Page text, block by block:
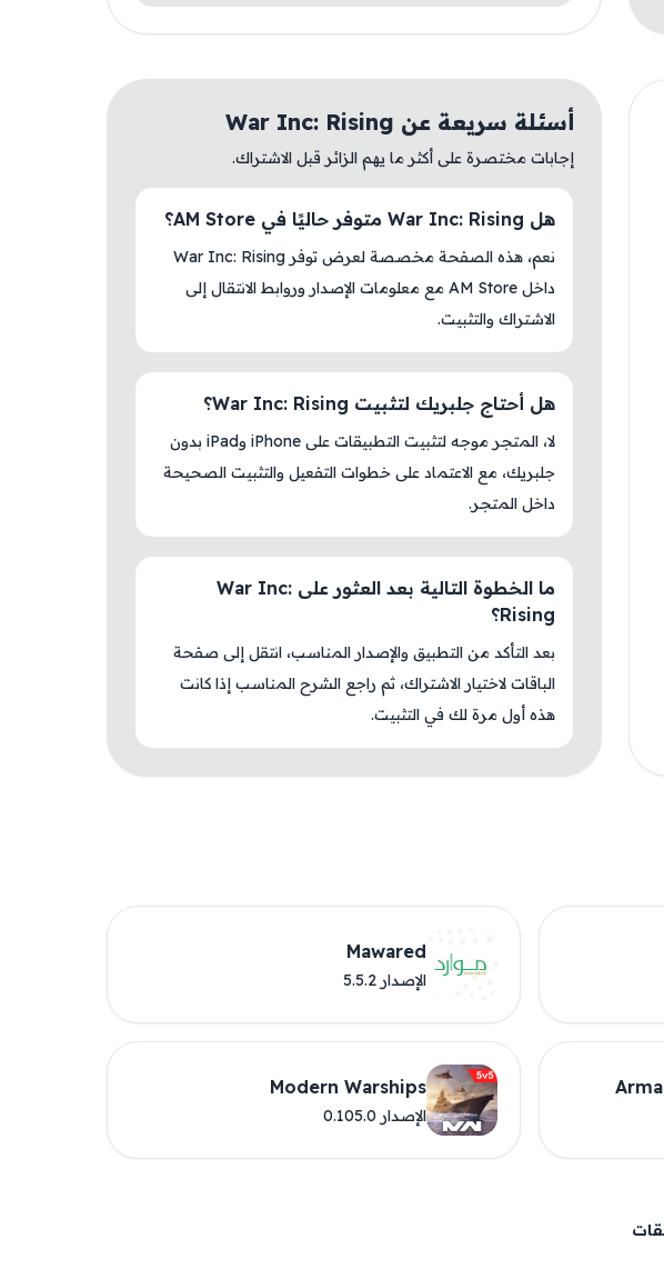
أسئلة سريعة عن War Inc: Rising
إجابات مختصرة على أكثر ما يهم الزائر قبل الاشتراك.
هل War Inc: Rising متوفر حاليًا في AM Store؟
نعم، هذه الصفحة مخصصة لعرض توفر War Inc: Rising
داخل AM Store مع معلومات الإصدار وروابط الانتقال إلى
الاشتراك والتثبيت.
هل أحتاج جلبريك لتثبيت War Inc: Rising؟
لا، المتجر موجه لتثبيت التطبيقات على iPhone وiPad بدون
جلبريك، مع الاعتماد على خطوات التفعيل والتثبيت الصحيحة
داخل المتجر.
ما الخطوة التالية بعد العثور على War Inc:
Rising؟
بعد التأكد من التطبيق والإصدار المناسب، انتقل إلى صفحة
الباقات لاختيار الاشتراك، ثم راجع الشرح المناسب إذا كانت
هذه أول مرة لك في التثبيت.
Mawared
الإصدار 5.5.2
Modern Warships
الإصدار 0.105.0